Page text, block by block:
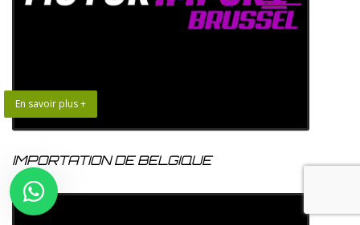
En savoir plus +
IMPORTATION DE BELGIQUE